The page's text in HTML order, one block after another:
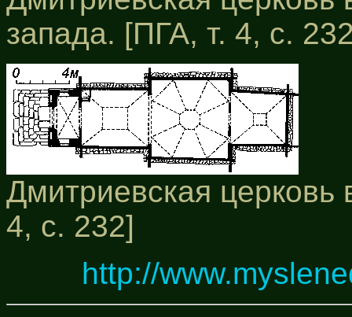
запада. [ПГА, т. 4, с.
Дмитриевская
4, с. 232]
http://